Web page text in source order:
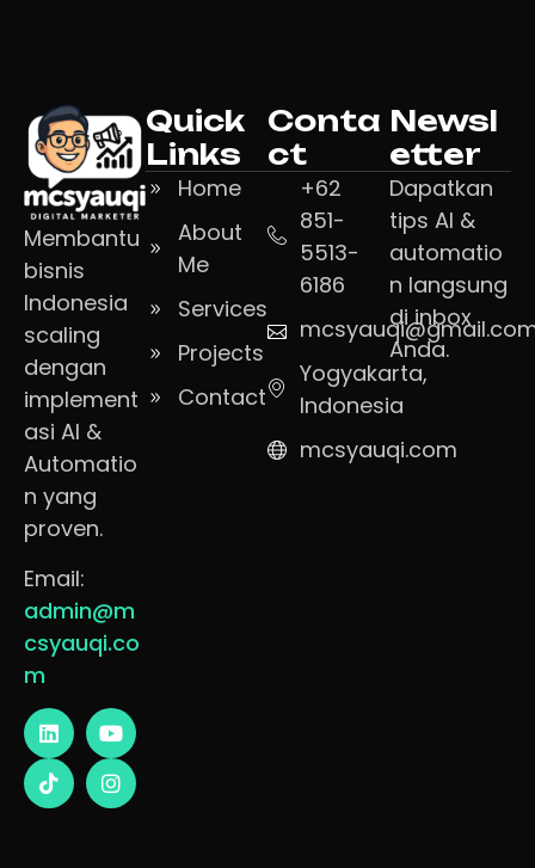
Membantu
bisnis
Indonesia
scaling
dengan
implement
asi AI &
Automatio
n yang
proven.
Email:
admin@m
csyauqi.co
m
Quick
Links
Home
About
Me
Services
Projects
Contact
Conta
ct
+62
851-
5513-
6186
Yogyakarta,
Indonesia
mcsyauqi.com
Newsl
etter
Dapatkan
tips AI &
automatio
n langsung
di inbox
Anda.